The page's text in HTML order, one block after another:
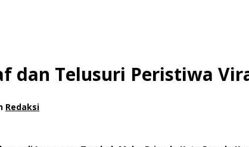
dan Telusuri Peristiwa
Redaksi